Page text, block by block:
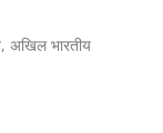
अखिल भारतीय